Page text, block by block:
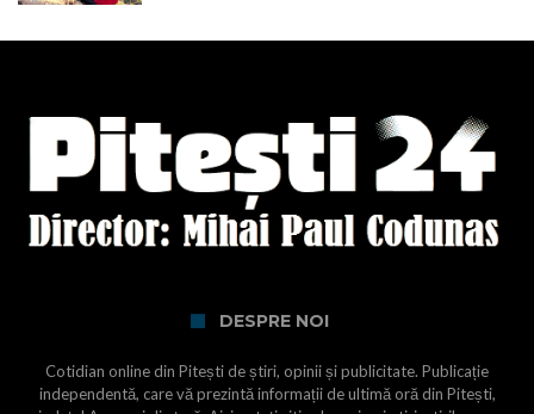
DESPRE NOI
Cotidian online din Pitești de știri, opinii și publicitate. Publicație
independentă, care vă prezintă informații de ultimă oră din Pitești,